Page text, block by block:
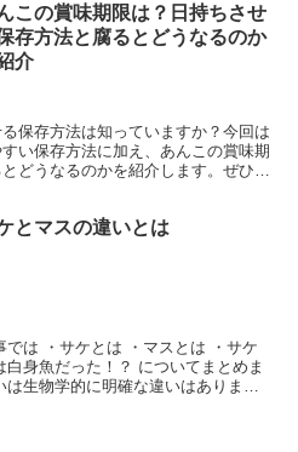
この賞味期限は？日持ちさせ
存方法と腐るとどうなるのか
介
保存方法は知っていますか？今回は
い保存方法に加え、あんこの賞味期
どうなるのかを紹介します。ぜひ参
とマスの違いとは
は ・サケとは ・マスとは ・サケ
身魚だった！？ についてまとめま
生物学的に明確な違いはありませ